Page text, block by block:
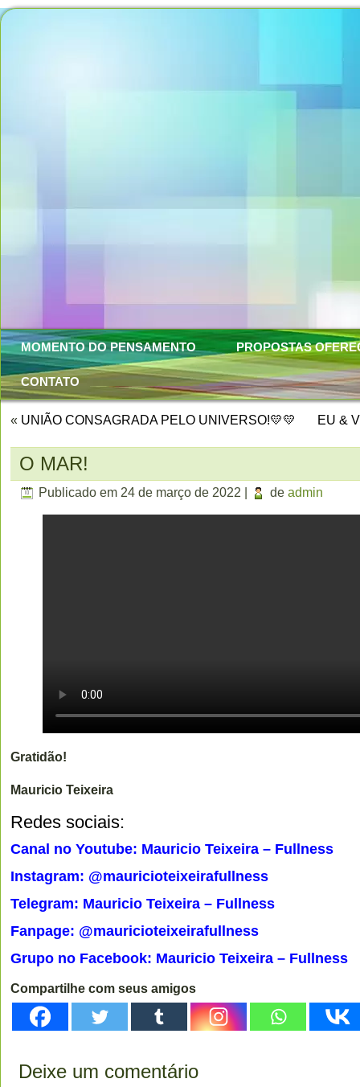
MOMENTO DO PENSAMENTO PROPOSTAS
CONTATO
« UNIÃO CONSAGRADA PELO UNIVERSO!💛💛 EU &
O MAR!
Publicado em 24 de março de 2022 de admin
Gratidão!
Mauricio Teixeira
Redes sociais:
Canal no Youtube: Mauricio Teixeira – Fullness
Instagram: @mauricioteixeirafullness
Telegram: Mauricio Teixeira – Fullness
Fanpage: @mauricioteixeirafullness
Grupo no Facebook: Mauricio Teixeira – Fullness
Compartilhe com seus amigos
Deixe um comentário